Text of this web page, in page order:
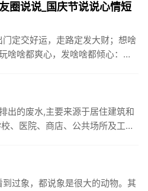
圈说说_国庆节说说心情短
定交好运，走路定发大财；想啥
啥啥都爽心，发啥啥都倾心：祝
出的废水,主要来源于居住建筑和
、医院、商店、公共场所及工业
过象，都说象是很大的动物。其